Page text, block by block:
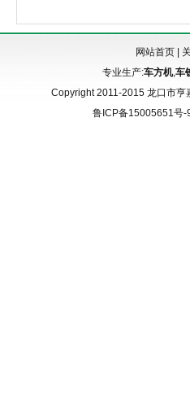
网站首页|
专业生产:车方机,车
Copyright 2011-2015 龙口市亨
鲁ICP备15005651号-